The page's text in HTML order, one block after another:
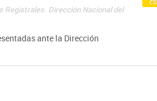
Dirección Nacional del
ante la Dirección